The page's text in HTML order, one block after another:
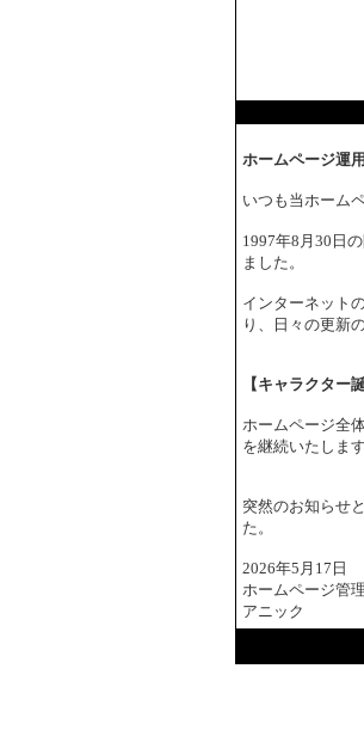
ホームページ運
いつも当ホーム
1997年8月30日
ました。
インターネット
り、日々の更新
【キャラクター
ホームページ全
を継続いたしま
突然のお知らせ
た。
2026年5月17日
ホームページ管
アニック